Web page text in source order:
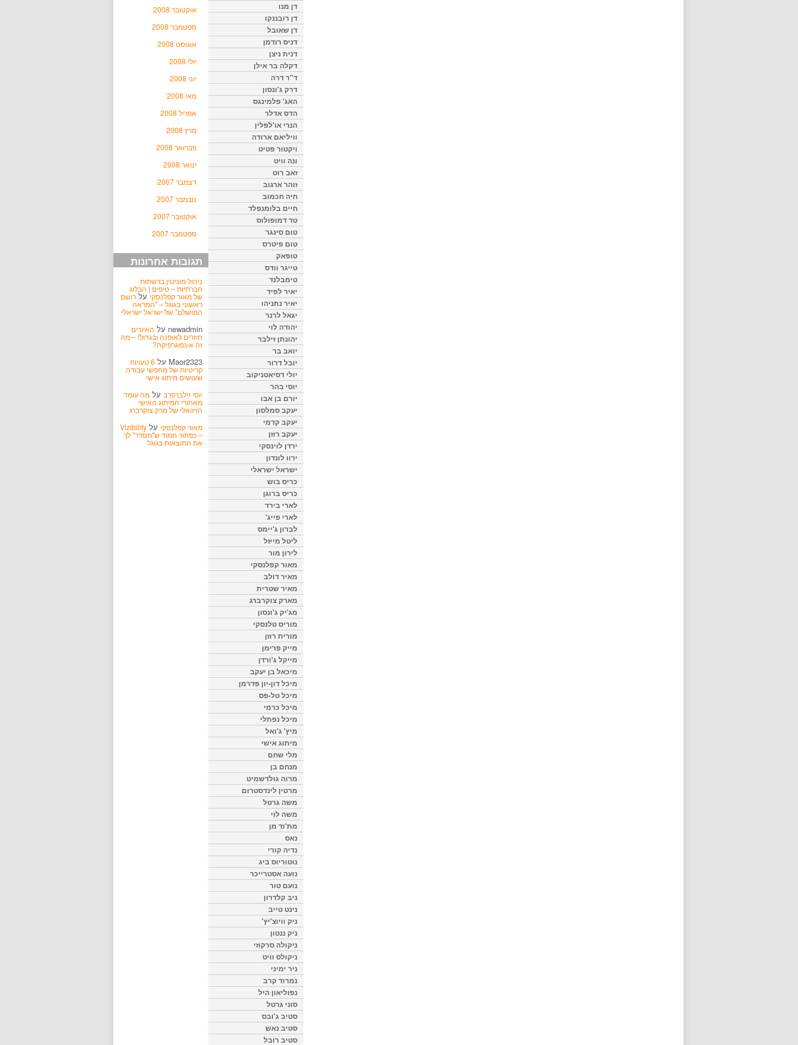
אוקטובר 2008
ספטמבר 2008
אוגוסט 2008
יולי 2008
יוני 2008
מאי 2008
אפריל 2008
מרץ 2008
פברואר 2008
ינואר 2008
דצמבר 2007
נובמבר 2007
אוקטובר 2007
ספטמבר 2007
תגובות אחרונות
ניהול מוניטין ברשתות
חברתיות – טיפים | הבלוג
של מאור קפלנסקיעל רושם
ראשוני בגוגל – "המראה
המושלם" של ישראל ישראלי
newadmin על האיורים
חוזרים לאופנה ובגדול! – מה
זה אינפוגרפיקה?
Maor2323 על 6 טעויות
קריטיות של מחפשי עבודה
שעושים מיתוג אישי
יוסי זילברפרב על מה עומד
מאחורי המיתוג האישי
הויזואלי של מרק צוקרברג
מאור קפלנסקי על Vizibility
– כפתור חמוד ש"מסדר" לך
את התוצאות בגוגל
דן מנו
דן רובננקו
דן שאובל
דניס רודמן
דנית ניצן
דקלה בר אילן
ד"ר דרה
דרק ג'ונסון
האג' פלמינגס
הדס אדלר
הנרי או'לפלין
וויליאם ארודה
ויקטור פטיט
ונה וויט
זאב רוט
זוהר ארגוב
חיה חכמוב
חיים בלומנפלד
טד דמופולוס
טום סינגר
טום פיטרס
טופאק
טייגר וודס
טימבלנד
יאיר לפיד
יאיר נתניהו
יגאל לרנר
יהודה לוי
יהונתן זילבר
יואב בר
יובל דרור
יולי דסיאטניקוב
יוסי בהר
יורם בן אבו
יעקב סמלסון
יעקב קדמי
יעקב רוזן
ירדן לוינסקי
ירוו לונדון
ישראל ישראלי
כריס בוש
כריס ברוגן
לארי בירד
לארי פייג'
לברון ג'יימס
ליטל מייזל
לירון מור
מאור קפלנסקי
מאיר דולב
מאיר שטרית
מארק צוקרברג
מג'יק ג'ונסון
מוריס טלנסקי
מורית רוזן
מייק פרימן
מייקל ג'ורדן
מיכאל בן יעקב
מיכל דון-יון פדרמן
מיכל טל-פס
מיכל כרמי
מיכל נפתלי
מיץ' ג'ואל
מיתוג אישי
מלי שחם
מנחם בן
מרוה גולדשמיט
מרטין לינדסטרום
משה גרטל
משה לוי
מת'וד מן
נאס
נדיה קורי
נוטוריוס ביג
נועה אסטרייכר
נועם טור
ניב קלדרון
נינט טייב
ניק וויוצ'יץ'
ניק ננטון
ניקולה סרקוזי
ניקולס וויט
ניר ימיני
נמרוד קרב
נפוליאון היל
סוני גרטל
סטיב ג'ובס
סטיב נאש
סטיב רובל